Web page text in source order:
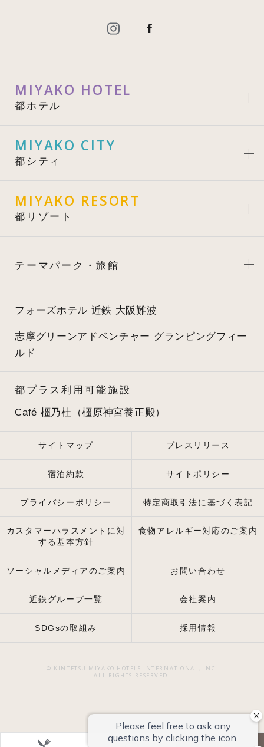
MIYAKO HOTEL
都ホテル
MIYAKO CITY
都シティ
MIYAKO RESORT
都リゾート
テーマパーク・旅館
フォーズホテル 近鉄 大阪難波
志摩グリーンアドベンチャー グランピングフィー
ルド
都プラス利用可能施設
Café 橿乃杜（橿原神宮養正殿）
サイトマップ プレスリリース
宿泊約款 サイトポリシー
プライバシーポリシー 特定商取引法に基づく表記
カスタマーハラスメントに対
する基本方針
食物アレルギー対応のご案内
ソーシャルメディアのご案内 お問い合わせ
近鉄グループ一覧 会社案内
SDGsの取組み 採用情報
© KINTETSU MIYAKO HOTELS INTERNATIONAL, INC.
ALL RIGHTS RESERVED.